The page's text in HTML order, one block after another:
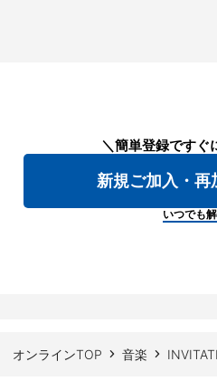
＼簡単登録ですぐ
新規ご加入・再
いつでも
オンラインTOP 音楽